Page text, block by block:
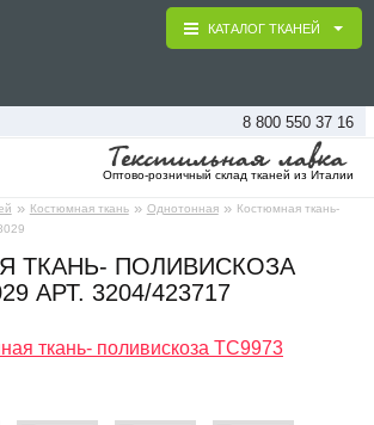
8 800 550 37 16
Оптово-розничный склад тканей из Италии
» Костюмная ткань » Однотонная » Костюмная ткань-
КАТАЛОГ ТКАНЕЙ
ТКАНЬ- ПОЛИВИСКОЗА
АРТ. 3204/423717